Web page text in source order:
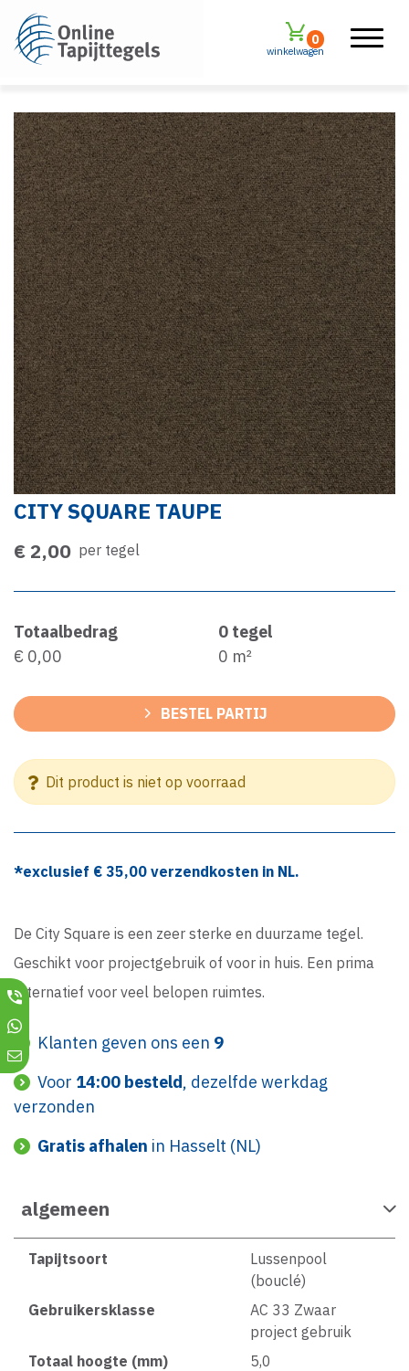
winkelwagen
0
CITY SQUARE TAUPE
€ 2,00 per tegel
Totaalbedrag
€ 0,00
0 tegel
0 m²
BESTEL PARTIJ
Dit product is niet op voorraad
*exclusief € 35,00 verzendkosten in NL.
De City Square is een zeer sterke en duurzame tegel.
Geschikt voor projectgebruik of voor in huis. Een prima
alternatief voor veel belopen ruimtes.
Klanten geven ons een 9
Voor 14:00 besteld, dezelfde werkdag
verzonden
Gratis afhalen in Hasselt (NL)
algemeen
Tapijtsoort
Lussenpool
(bouclé)
Gebruikersklasse
AC 33 Zwaar
project gebruik
Totaal hoogte (mm)
5,0